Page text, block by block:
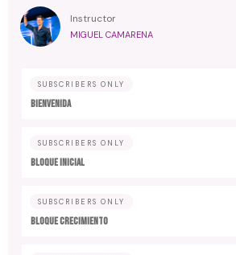
Instructor
MIGUEL CAMARENA
SUBSCRIBERS ONLY
BIENVENIDA
SUBSCRIBERS ONLY
BLOQUE INICIAL
SUBSCRIBERS ONLY
BLOQUE CRECIMIENTO